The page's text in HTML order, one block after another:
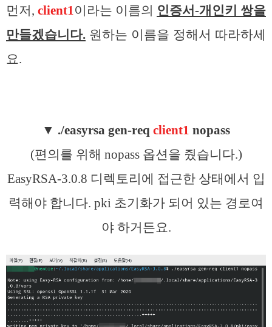
먼저, client1 이라는 이름의 인증서-개인키 쌍을
만들겠습니다. 원하는 이름을 정해서 따라하세
요.
▼ ./easyrsa gen-req client1 nopass
(편의를 위해 nopass 옵션을 줬습니다.)
EasyRSA-3.0.8 디렉토리에 접근한 상태에서 입
력해야 합니다. pki 초기화가 되어 있는 경로여
야 하거든요.